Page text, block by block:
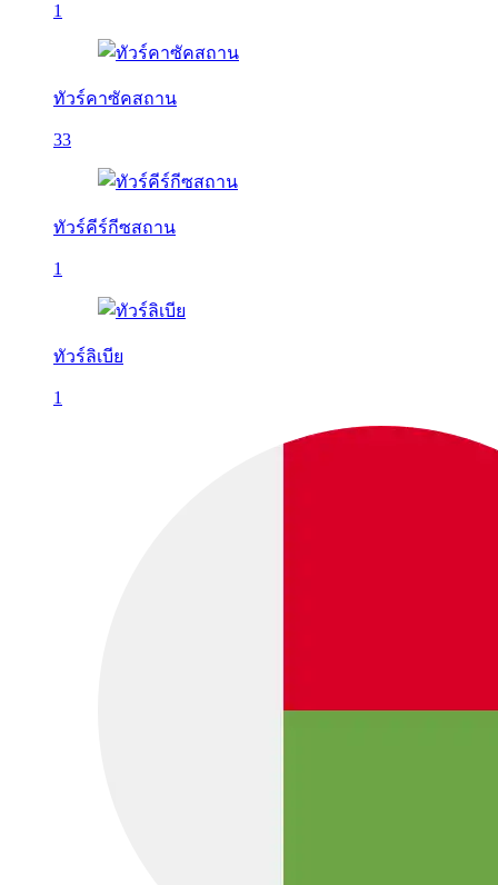
1
ทัวร์คาซัคสถาน
33
ทัวร์คีร์กีซสถาน
1
ทัวร์ลิเบีย
1